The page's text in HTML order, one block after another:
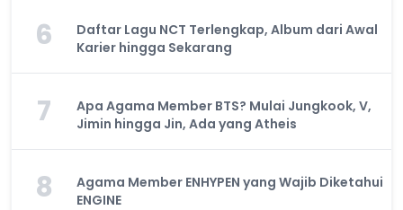
6
Daftar Lagu NCT Terlengkap, Album dari Awal
Karier hingga Sekarang
7
Apa Agama Member BTS? Mulai Jungkook, V,
Jimin hingga Jin, Ada yang Atheis
8
Agama Member ENHYPEN yang Wajib Diketahui
ENGINE